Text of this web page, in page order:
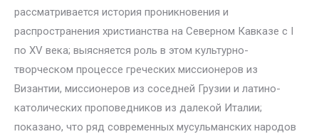
рассматривается история проникновения и
распространения христианства на Северном Кавказе с I
по XV века; выясняется роль в этом культурно-
творческом процессе греческих миссионеров из
Византии, миссионеров из соседней Грузии и латино-
католических проповедников из далекой Италии;
показано, что ряд современных мусульманских народов